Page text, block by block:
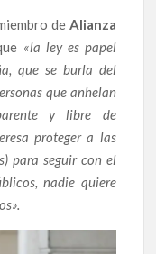
de Alianza
«la ley es papel
que se burla del
que anhelan
y libre de
proteger a las
para seguir con el
nadie quiere